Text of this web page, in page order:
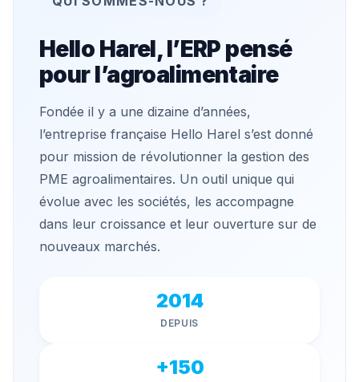
Hello Harel, l’ERP pensé
pour l’agroalimentaire
Fondée il y a une dizaine d’années,
l’entreprise française Hello Harel s’est donné
pour mission de révolutionner la gestion des
PME agroalimentaires. Un outil unique qui
évolue avec les sociétés, les accompagne
dans leur croissance et leur ouverture sur de
nouveaux marchés.
2014
DEPUIS
+150